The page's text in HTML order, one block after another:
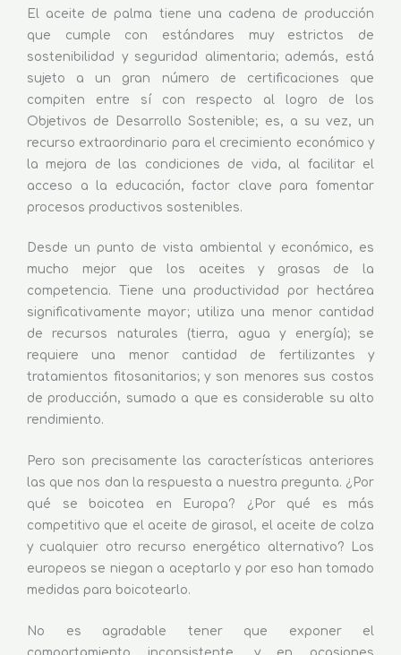
El aceite de palma tiene una cadena de producción
que cumple con estándares muy estrictos de
sostenibilidad y seguridad alimentaria; además, está
sujeto a un gran número de certificaciones que
compiten entre sí con respecto al logro de los
Objetivos de Desarrollo Sostenible; es, a su vez, un
recurso extraordinario para el crecimiento económico y
la mejora de las condiciones de vida, al facilitar el
acceso a la educación, factor clave para fomentar
procesos productivos sostenibles.
Desde un punto de vista ambiental y económico, es
mucho mejor que los aceites y grasas de la
competencia. Tiene una productividad por hectárea
significativamente mayor; utiliza una menor cantidad
de recursos naturales (tierra, agua y energía); se
requiere una menor cantidad de fertilizantes y
tratamientos fitosanitarios; y son menores sus costos
de producción, sumado a que es considerable su alto
rendimiento.
Pero son precisamente las características anteriores
las que nos dan la respuesta a nuestra pregunta. ¿Por
qué se boicotea en Europa? ¿Por qué es más
competitivo que el aceite de girasol, el aceite de colza
y cualquier otro recurso energético alternativo? Los
europeos se niegan a aceptarlo y por eso han tomado
medidas para boicotearlo.
No es agradable tener que exponer el